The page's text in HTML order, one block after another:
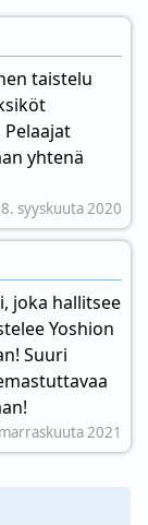
taistelu
yhtenä
syyskuuta 2020
joka hallitsee
Yoshion
Suuri
2021